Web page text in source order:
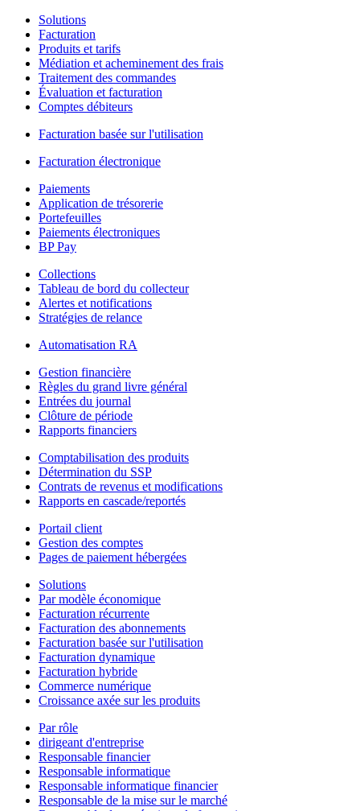
Solutions
Facturation
Produits et tarifs
Médiation et acheminement des frais
Traitement des commandes
Évaluation et facturation
Comptes débiteurs
Facturation basée sur l'utilisation
Facturation électronique
Paiements
Application de trésorerie
Portefeuilles
Paiements électroniques
BP Pay
Collections
Tableau de bord du collecteur
Alertes et notifications
Stratégies de relance
Automatisation RA
Gestion financière
Règles du grand livre général
Entrées du journal
Clôture de période
Rapports financiers
Comptabilisation des produits
Détermination du SSP
Contrats de revenus et modifications
Rapports en cascade/reportés
Portail client
Gestion des comptes
Pages de paiement hébergées
Solutions
Par modèle économique
Facturation récurrente
Facturation des abonnements
Facturation basée sur l'utilisation
Facturation dynamique
Facturation hybride
Commerce numérique
Croissance axée sur les produits
Par rôle
dirigeant d'entreprise
Responsable financier
Responsable informatique
Responsable informatique financier
Responsable de la mise sur le marché